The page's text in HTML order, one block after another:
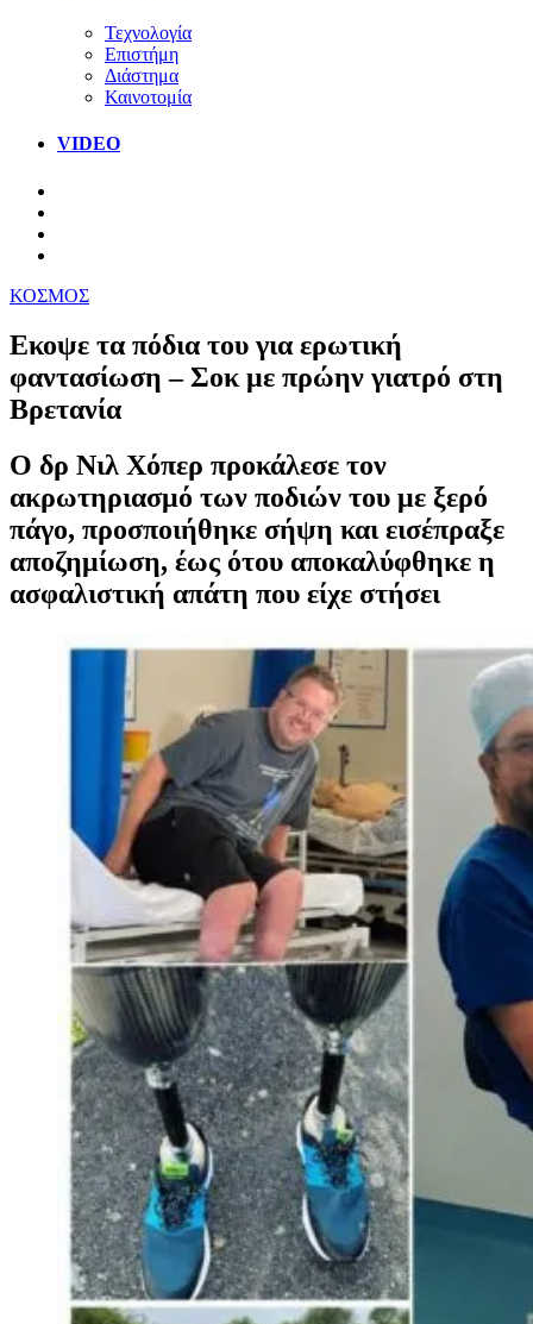
Τεχνολογία
Επιστήμη
Διάστημα
Καινοτομία
VIDEO
ΚΟΣΜΟΣ
Εκοψε τα πόδια του για ερωτική
φαντασίωση – Σοκ με πρώην γιατρό στη
Βρετανία
Ο δρ Νιλ Χόπερ προκάλεσε τον
ακρωτηριασμό των ποδιών του με ξερό
πάγο, προσποιήθηκε σήψη και εισέπραξε
αποζημίωση, έως ότου αποκαλύφθηκε η
ασφαλιστική απάτη που είχε στήσει